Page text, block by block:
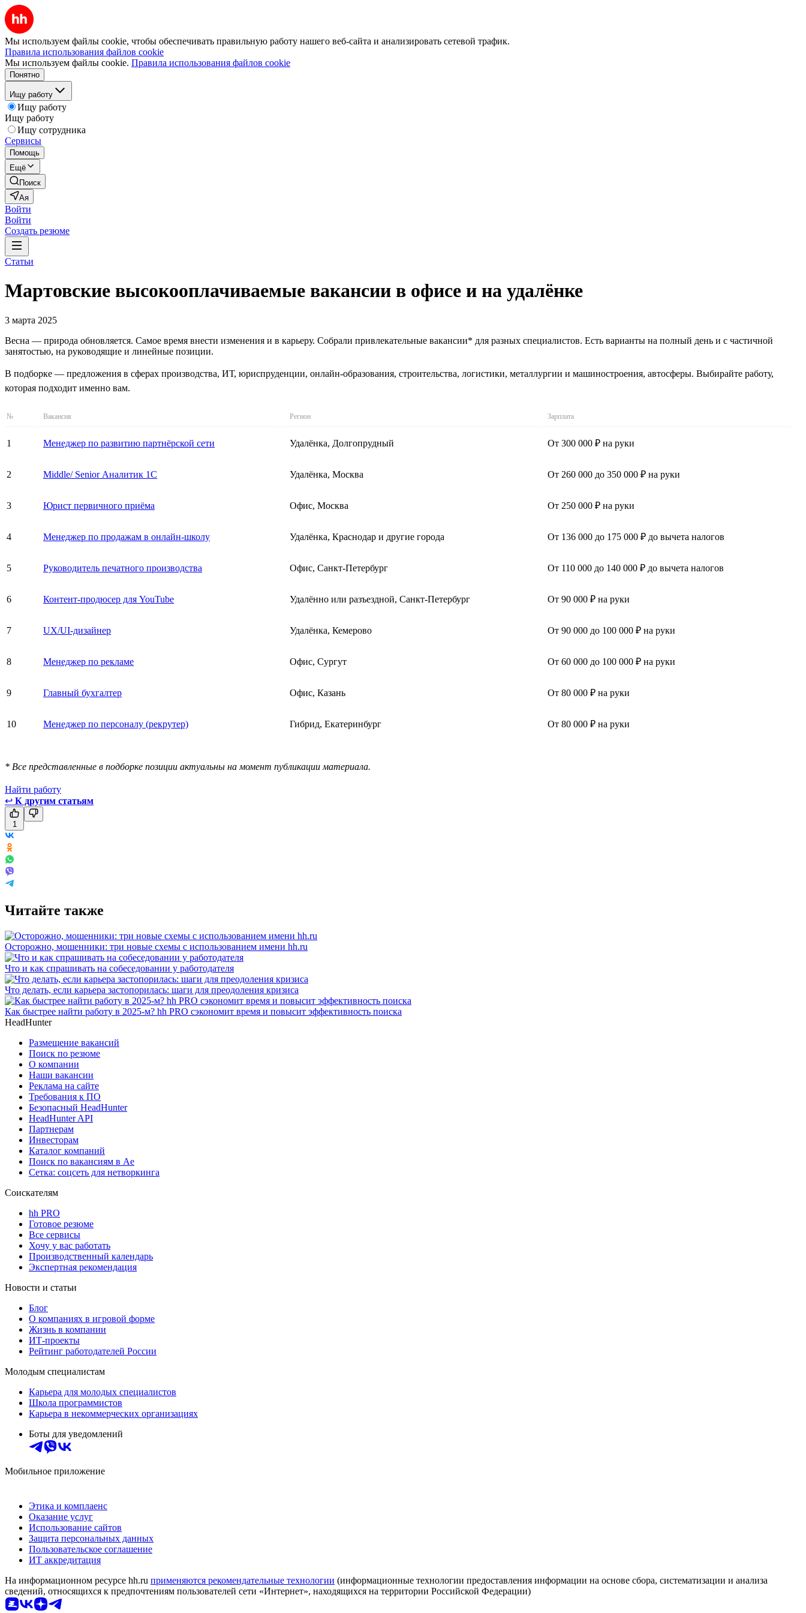
Мы используем файлы cookie, чтобы обеспечивать правильную работу нашего веб-сайта и анализировать сетевой трафик.
Правила использования файлов cookie
Мы используем файлы cookie. Правила использования файлов cookie
Понятно
Ищу работу
Ищу работу
Ищу работу
Ищу сотрудника
Сервисы
Помощь
Ещё
Поиск
Ая
Войти
Войти
Создать резюме
Статьи
Мартовские высокооплачиваемые вакансии в офисе и на удалёнке
3 марта 2025
Весна — природа обновляется. Самое время внести изменения и в карьеру. Собрали привлекательные вакансии* для разных специалистов. Есть варианты на полный день и с частичной
занятостью, на руководящие и линейные позиции.
В подборке — предложения в сферах производства, ИТ, юриспруденции, онлайн-образования, строительства, логистики, металлургии и машиностроения, автосферы. Выбирайте работу,
которая подходит именно вам.
№ Вакансия Регион Зарплата
1 Менеджер по развитию партнёрской сети Удалёнка, Долгопрудный От 300 000 ₽ на руки
2 Middle/ Senior Аналитик 1С Удалёнка, Москва От 260 000 до 350 000 ₽ на руки
3 Юрист первичного приёма Офис, Москва От 250 000 ₽ на руки
4 Менеджер по продажам в онлайн-школу Удалёнка, Краснодар и другие города От 136 000 до 175 000 ₽ до вычета налогов
5 Руководитель печатного производства Офис, Санкт-Петербург От 110 000 до 140 000 ₽ до вычета налогов
6 Контент-продюсер для YouTube Удалённо или разъездной, Санкт-Петербург От 90 000 ₽ на руки
7 UX/UI-дизайнер Удалёнка, Кемерово От 90 000 до 100 000 ₽ на руки
8 Менеджер по рекламе Офис, Сургут От 60 000 до 100 000 ₽ на руки
9 Главный бухгалтер Офис, Казань От 80 000 ₽ на руки
10 Менеджер по персоналу (рекрутер) Гибрид, Екатеринбург От 80 000 ₽ на руки
* Все представленные в подборке позиции актуальны на момент публикации материала.
Найти работу
↩ К другим статьям
1
Читайте также
Осторожно, мошенники: три новые схемы с использованием имени hh.ru
Что и как спрашивать на собеседовании у работодателя
Что делать, если карьера застопорилась: шаги для преодоления кризиса
Как быстрее найти работу в 2025-м? hh PRO сэкономит время и повысит эффективность поиска
HeadHunter
Размещение вакансий
Поиск по резюме
О компании
Наши вакансии
Реклама на сайте
Требования к ПО
Безопасный HeadHunter
HeadHunter API
Партнерам
Инвесторам
Каталог компаний
Поиск по вакансиям в Ае
Сетка: соцсеть для нетворкинга
Соискателям
hh PRO
Готовое резюме
Все сервисы
Хочу у вас работать
Производственный календарь
Экспертная рекомендация
Новости и статьи
Блог
О компаниях в игровой форме
Жизнь в компании
ИТ-проекты
Рейтинг работодателей России
Молодым специалистам
Карьера для молодых специалистов
Школа программистов
Карьера в некоммерческих организациях
Боты для уведомлений
Мобильное приложение
Этика и комплаенс
Оказание услуг
Использование сайтов
Защита персональных данных
Пользовательское соглашение
ИТ аккредитация
На информационном ресурсе hh.ru применяются рекомендательные технологии (информационные технологии предоставления информации на основе сбора, систематизации и анализа
сведений, относящихся к предпочтениям пользователей сети «Интернет», находящихся на территории Российской Федерации)